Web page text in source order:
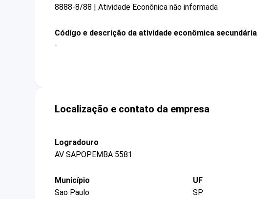
8888-8/88 | Atividade Econônica não informada
Código e descrição da atividade econômica secundária
-
Localização e contato da empresa
Logradouro
AV SAPOPEMBA 5581
Município
Sao Paulo
UF
SP